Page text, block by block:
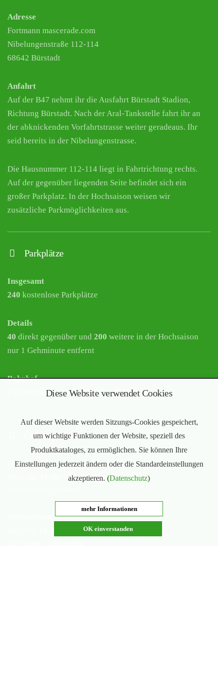
Adresse
Fortmann mascerade.com
Nibelungenstraße 112-114
68642 Bürstadt
Anfahrt
Auf der B47 nehmt ihr die Ausfahrt Bürstadt Stadion,
Richtung Bürstadt. Nach der Aral-Tankstelle fahrt ihr an
der abknickenden Vorfahrtstrasse weiter geradeaus. Ihr
seid bereits in der Nibelungenstrasse.
Die Hausnummer 112-114 liegt in Fahrtrichtung rechts.
Auf der gegenüber liegenden Seite befindet sich ein
großer Parkplatz. In der Hochsaison weisen wir
zusätzliche Parkmöglichkeiten aus.
Parkplätze
Insgesamt
240 kostenlose Parkplätze
Details
40 direkt gegenüber und 200 weitere in der Hochsaison
nur 1 Gehminute entfernt
Bahnhof
2 Gehminuten bis zum Bahnhof Bürstadt
Öffnungszeiten
Hochsaison
10:00 – 20:00 Uhr
16:00 – 20:00 Uhr
Diese Website verwendet Cookies
Auf dieser Website werden Sitzungs-Cookies gespeichert,
um wichtige Funktionen der Website, speziell des
Produktkataloges, zu ermöglichen. Sie können Ihre
Einstellungen jederzeit ändern oder die Standardeinstellungen
akzeptieren. (Datenschutz)
mehr Informationen
OK einverstanden